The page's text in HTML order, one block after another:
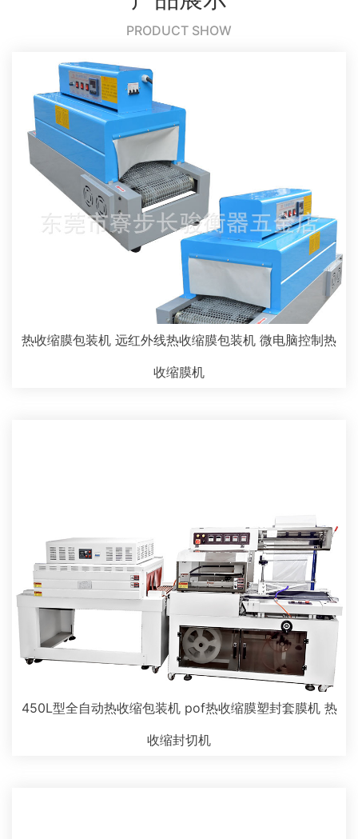
PRODUCT SHOW
热收缩膜包装机 远红外线热收缩膜包装机 微电脑控制热
收缩膜机
450L型全自动热收缩包装机 pof热收缩膜塑封套膜机 热
收缩封切机